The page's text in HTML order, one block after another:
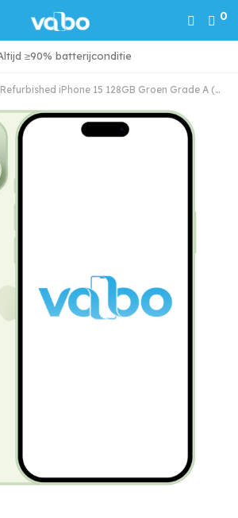
0
24/7 service & support
Refurbished iPhone 15 128GB Groen Grade A (Marge)